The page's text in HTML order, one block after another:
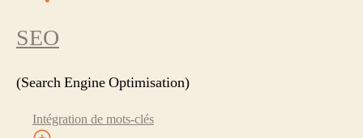
SEO
(Search Engine Optimisation)
Intégration de mots-clés